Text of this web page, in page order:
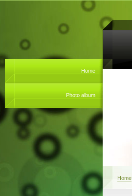
Home
Photo album
Home